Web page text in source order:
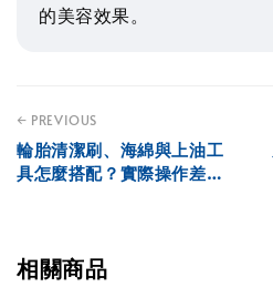
的美容效果。
← PREVIOUS
輪胎清潔刷、海綿與上油工
具怎麼搭配？實際操作差異
相關商品